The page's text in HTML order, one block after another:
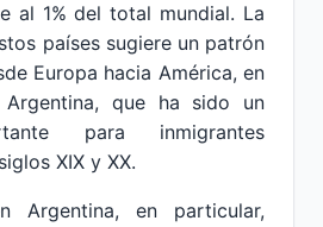
al 1% del total mundial. La
países sugiere un patrón
Europa hacia América, en
Argentina, que ha sido un
para inmigrantes
XIX y XX.
Argentina, en particular,